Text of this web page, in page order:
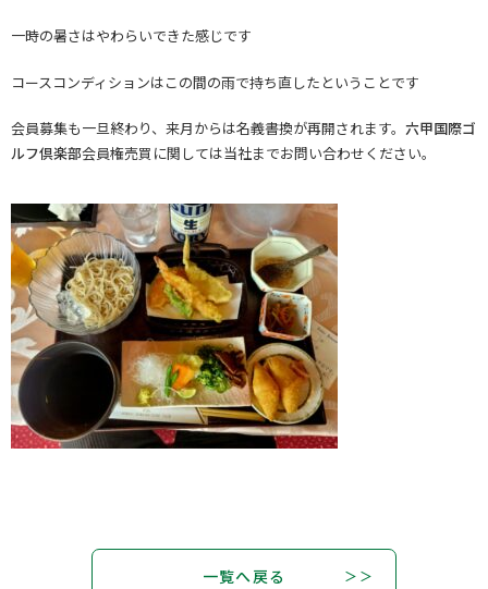
一時の暑さはやわらいできた感じです
コースコンディションはこの間の雨で持ち直したということです
会員募集も一旦終わり、来月からは名義書換が再開されます。 六甲国際ゴ
ルフ倶楽部会員権売買に関しては当社までお問い合わせください。
一覧へ戻る